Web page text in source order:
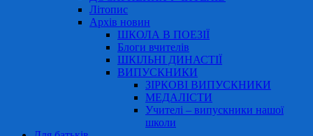
Літопис
Архів новин
ШКОЛА В ПОЕЗІЇ
Блоги вчителів
ШКІЛЬНІ ДИНАСТІЇ
ВИПУСКНИКИ
ЗІРКОВІ ВИПУСКНИКИ
МЕДАЛІСТИ
Учителі – випускники нашої
школи